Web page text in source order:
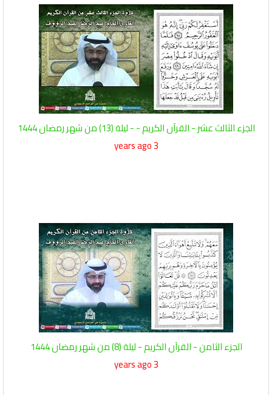
الجزء الثالث عشر - القرآن الكريم - - ليلة (13) من شهر رمضان 1444
3 years ago
الجزء الثامن - القرآن الكريم - ليلة (8) من شهر رمضان 1444
3 years ago